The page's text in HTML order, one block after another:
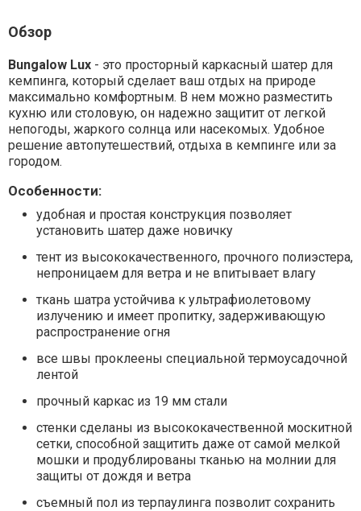
Обзор
Bungalow Lux- это просторный каркасный шатер для
кемпинга, который сделает ваш отдых на природе
максимально комфортным. В нем можно разместить
кухню или столовую, он надежно защитит от легкой
непогоды, жаркого солнца или насекомых. Удобное
решение автопутешествий, отдыха в кемпинге или за
городом.
Особенности:
удобная и простая конструкция позволяет
установить шатер даже новичку
тент из высококачественного, прочного полиэстера,
непроницаем для ветра и не впитывает влагу
ткань шатра устойчива к ультрафиолетовому
излучению и имеет пропитку, задерживающую
распространение огня
все швы проклеены специальной термоусадочной
лентой
прочный каркас из 19 мм стали
стенки сделаны из высококачественной москитной
сетки, способной защитить даже от самой мелкой
мошки и продублированы тканью на молнии для
защиты от дождя и ветра
съемный пол из терпаулинга позволит сохранить